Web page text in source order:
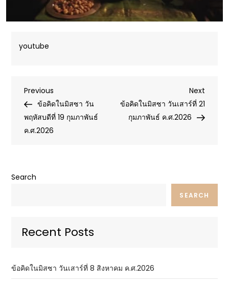
youtube
Post
navigation
Previous
Post
Previous
ข้อคิดในมิสซา วัน
พฤหัสบดีที่ 19 กุมภาพันธ์
ค.ศ.2026
Next
Post
Next
ข้อคิดในมิสซา วันเสาร์ที่ 21
กุมภาพันธ์ ค.ศ.2026
Search
SEARCH
Recent Posts
ข้อคิดในมิสซา วันเสาร์ที่ 8 สิงหาคม ค.ศ.2026